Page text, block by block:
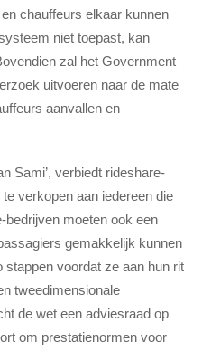
chauffeurs elkaar kunnen
niet toepast, kan
zal het Government
uitvoeren naar de mate
aanvallen en
Sami’, verbiedt rideshare-
verkopen aan iedereen die
bedrijven moeten ook een
gemakkelijk kunnen
stappen voordat ze aan hun rit
tweedimensionale
de wet een adviesraad op
om prestatienormen voor